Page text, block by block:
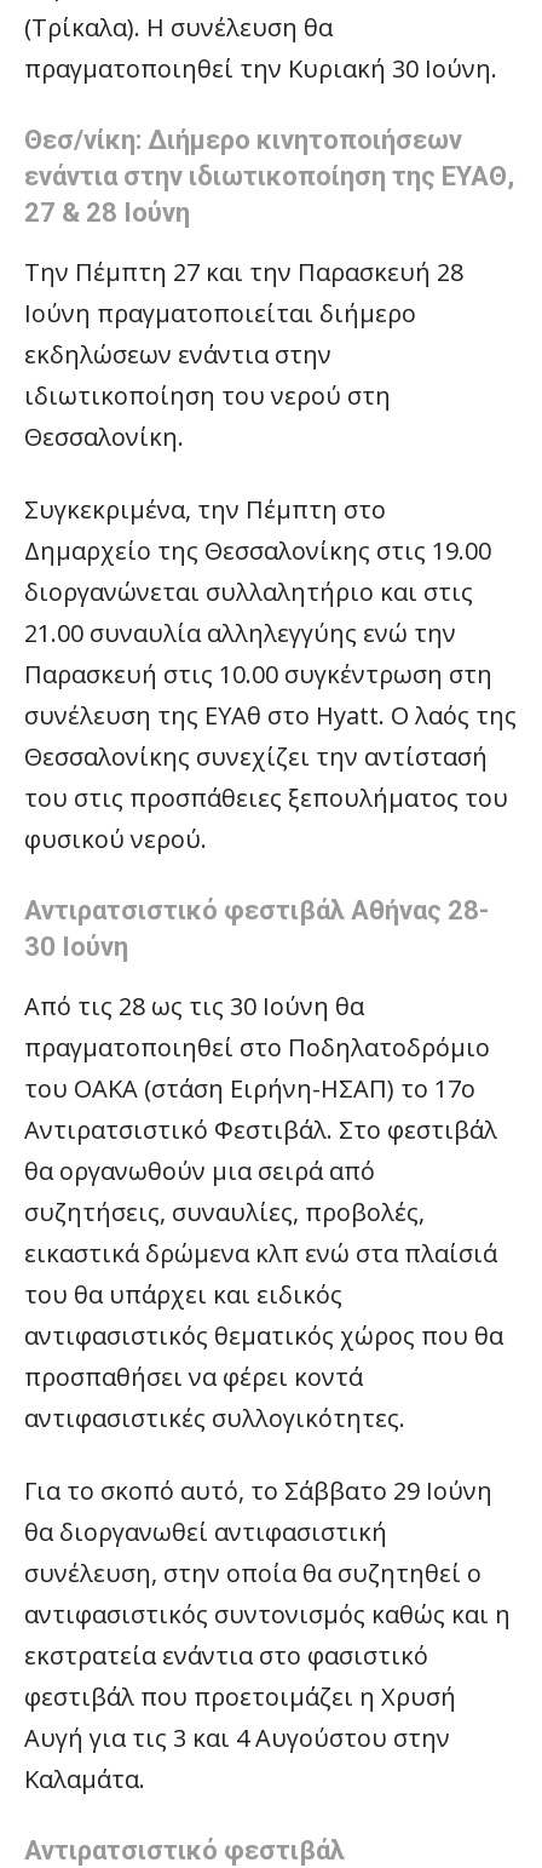
(Τρίκαλα). Η συνέλευση θα
πραγματοποιηθεί την Κυριακή 30 Ιούνη.
Θεσ/νίκη: Διήμερο κινητοποιήσεων
ενάντια στην ιδιωτικοποίηση της ΕΥΑΘ,
27 & 28 Ιούνη
Την Πέμπτη 27 και την Παρασκευή 28
Ιούνη πραγματοποιείται διήμερο
εκδηλώσεων ενάντια στην
ιδιωτικοποίηση του νερού στη
Θεσσαλονίκη.
Συγκεκριμένα, την Πέμπτη στο
Δημαρχείο της Θεσσαλονίκης στις 19.00
διοργανώνεται συλλαλητήριο και στις
21.00 συναυλία αλληλεγγύης ενώ την
Παρασκευή στις 10.00 συγκέντρωση στη
συνέλευση της ΕΥΑθ στο Hyatt. Ο λαός της
Θεσσαλονίκης συνεχίζει την αντίστασή
του στις προσπάθειες ξεπουλήματος του
φυσικού νερού.
Αντιρατσιστικό φεστιβάλ Αθήνας 28-
30 Ιούνη
Από τις 28 ως τις 30 Ιούνη θα
πραγματοποιηθεί στο Ποδηλατοδρόμιο
του ΟΑΚΑ (στάση Ειρήνη-ΗΣΑΠ) το 17ο
Αντιρατσιστικό Φεστιβάλ. Στο φεστιβάλ
θα οργανωθούν μια σειρά από
συζητήσεις, συναυλίες, προβολές,
εικαστικά δρώμενα κλπ ενώ στα πλαίσιά
του θα υπάρχει και ειδικός
αντιφασιστικός θεματικός χώρος που θα
προσπαθήσει να φέρει κοντά
αντιφασιστικές συλλογικότητες.
Για το σκοπό αυτό, το Σάββατο 29 Ιούνη
θα διοργανωθεί αντιφασιστική
συνέλευση, στην οποία θα συζητηθεί ο
αντιφασιστικός συντονισμός καθώς και η
εκστρατεία ενάντια στο φασιστικό
φεστιβάλ που προετοιμάζει η Χρυσή
Αυγή για τις 3 και 4 Αυγούστου στην
Καλαμάτα.
Αντιρατσιστικό φεστιβάλ